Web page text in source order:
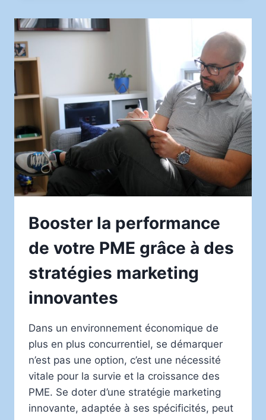
LES
ASSURANCES
Booster la performance
de votre PME grâce à des
stratégies marketing
innovantes
Dans un environnement économique de
plus en plus concurrentiel, se démarquer
n’est pas une option, c’est une nécessité
vitale pour la survie et la croissance des
PME. Se doter d’une stratégie marketing
innovante, adaptée à ses spécificités, peut